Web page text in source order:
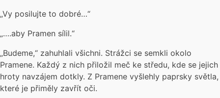
„Vy posilujte to dobré…“
„….aby Pramen sílil.“
„Budeme,“ zahuhlali všichni. Strážci se semkli okolo
Pramene. Každý z nich přiložil meč ke středu, kde se jejich
hroty navzájem dotkly. Z Pramene vyšlehly paprsky světla,
které je přiměly zavřít oči.